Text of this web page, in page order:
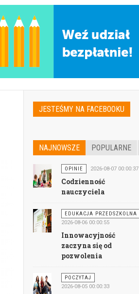
JESTEŚMY NA FACEBOOKU
NAJNOWSZE POPULARNE
OPINIE 2026-08-07 00:00:37
Codzienność
nauczyciela
EDUKACJA PRZEDSZKOLNA
2026-08-06 00:00:55
Innowacyjność
zaczyna się od
pozwolenia
POCZYTAJ
2026-08-05 00:00:33